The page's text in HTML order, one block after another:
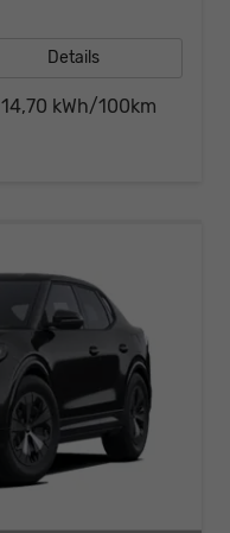
Details
14,70 kWh/100km